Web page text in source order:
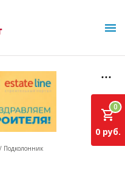
Подколонник
0
0 руб.